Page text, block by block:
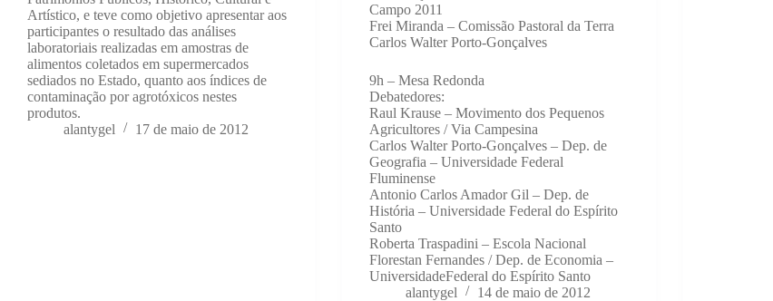
Artístico, e teve como objetivo apresentar aos
participantes o resultado das análises
laboratoriais realizadas em amostras de
alimentos coletados em supermercados
sediados no Estado, quanto aos índices de
contaminação por agrotóxicos nestes
produtos.
alantygel
17 de maio de 2012
Campo 2011
Frei Miranda – Comissão Pastoral da Terra
Carlos Walter Porto-Gonçalves
9h – Mesa Redonda
Debatedores:
Raul Krause – Movimento dos Pequenos
Agricultores / Via Campesina
Carlos Walter Porto-Gonçalves – Dep. de
Geografia – Universidade Federal
Fluminense
Antonio Carlos Amador Gil – Dep. de
História – Universidade Federal do Espírito
Santo
Roberta Traspadini – Escola Nacional
Florestan Fernandes / Dep. de Economia –
UniversidadeFederal do Espírito Santo
alantygel
14 de maio de 2012